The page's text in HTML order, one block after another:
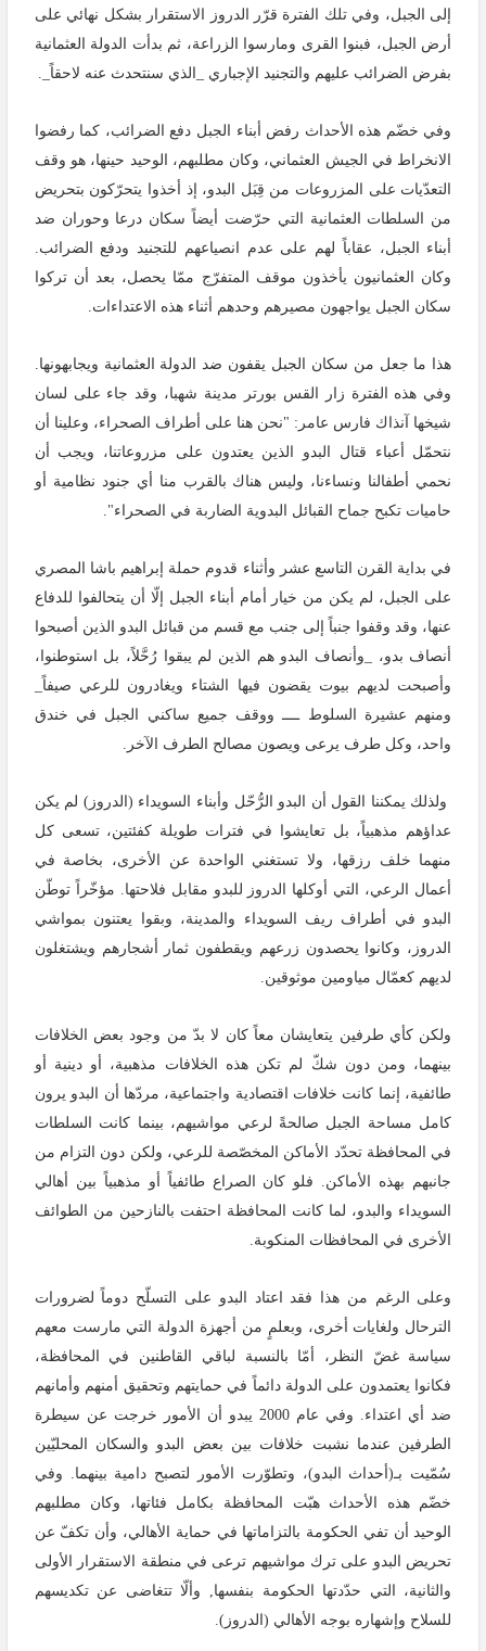
إلى الجبل، وفي تلك الفترة قرّر الدروز الاستقرار بشكل نهائي على
أرض الجبل، فبنوا القرى ومارسوا الزراعة، ثم بدأت الدولة العثمانية
بفرض الضرائب عليهم والتجنيد الإجباري _الذي سنتحدث عنه لاحقاً_.
وفي خضّم هذه الأحداث رفض أبناء الجبل دفع الضرائب، كما رفضوا
الانخراط في الجيش العثماني، وكان مطلبهم، الوحيد حينها، هو وقف
التعدّيات على المزروعات من قِبَل البدو، إذ أخذوا يتحرّكون بتحريض
من السلطات العثمانية التي حرّضت أيضاً سكان درعا وحوران ضد
أبناء الجبل، عقاباً لهم على عدم انصياعهم للتجنيد ودفع الضرائب.
وكان العثمانيون يأخذون موقف المتفرّج ممّا يحصل، بعد أن تركوا
سكان الجبل يواجهون مصيرهم وحدهم أثناء هذه الاعتداءات.
هذا ما جعل من سكان الجبل يقفون ضد الدولة العثمانية ويجابهونها.
وفي هذه الفترة زار القس بورتر مدينة شهبا، وقد جاء على لسان
شيخها آنذاك فارس عامر: "نحن هنا على أطراف الصحراء، وعلينا أن
نتحمّل أعباء قتال البدو الذين يعتدون على مزروعاتنا، ويجب أن
نحمي أطفالنا ونساءنا، وليس هناك بالقرب منا أي جنود نظامية أو
حاميات تكبح جماح القبائل البدوية الضاربة في الصحراء".
في بداية القرن التاسع عشر وأثناء قدوم حملة إبراهيم باشا المصري
على الجبل، لم يكن من خيار أمام أبناء الجبل إلّا أن يتحالفوا للدفاع
عنها، وقد وقفوا جنباً إلى جنب مع قسم من قبائل البدو الذين أصبحوا
أنصاف بدو، _وأنصاف البدو هم الذين لم يبقوا رُحَّلاً، بل استوطنوا،
وأصبحت لديهم بيوت يقضون فيها الشتاء ويغادرون للرعي صيفاً_
ومنهم عشيرة السلوط ــــ ووقف جميع ساكني الجبل في خندق
واحد، وكل طرف يرعى ويصون مصالح الطرف الآخر.
ولذلك يمكننا القول أن البدو الرُّحّل وأبناء السويداء (الدروز) لم يكن
عداؤهم مذهبياً، بل تعايشوا في فترات طويلة كفئتين، تسعى كل
منهما خلف رزقها، ولا تستغني الواحدة عن الأخرى، بخاصة في
أعمال الرعي، التي أوكلها الدروز للبدو مقابل فلاحتها. مؤخّراً توطّن
البدو في أطراف ريف السويداء والمدينة، وبقوا يعتنون بمواشي
الدروز، وكانوا يحصدون زرعهم ويقطفون ثمار أشجارهم ويشتغلون
لديهم كعمّال مياومين موثوقين.
ولكن كأي طرفين يتعايشان معاً كان لا بدّ من وجود بعض الخلافات
بينهما، ومن دون شكّ لم تكن هذه الخلافات مذهبية، أو دينية أو
طائفية، إنما كانت خلافات اقتصادية واجتماعية، مردّها أن البدو يرون
كامل مساحة الجبل صالحةً لرعي مواشيهم، بينما كانت السلطات
في المحافظة تحدّد الأماكن المخصّصة للرعي، ولكن دون التزام من
جانبهم بهذه الأماكن. فلو كان الصراع طائفياً أو مذهبياً بين أهالي
السويداء والبدو، لما كانت المحافظة احتفت بالنازحين من الطوائف
الأخرى في المحافظات المنكوبة.
وعلى الرغم من هذا فقد اعتاد البدو على التسلّح دوماً لضرورات
الترحال ولغايات أخرى، وبعلمٍ من أجهزة الدولة التي مارست معهم
سياسة غضّ النظر، أمّا بالنسبة لباقي القاطنين في المحافظة،
فكانوا يعتمدون على الدولة دائماً في حمايتهم وتحقيق أمنهم وأمانهم
ضد أي اعتداء. وفي عام 2000 يبدو أن الأمور خرجت عن سيطرة
الطرفين عندما نشبت خلافات بين بعض البدو والسكان المحليّين
سُمّيت بـ(أحداث البدو)، وتطوّرت الأمور لتصبح دامية بينهما. وفي
خضّم هذه الأحداث هبّت المحافظة بكامل فئاتها، وكان مطلبهم
الوحيد أن تفي الحكومة بالتزاماتها في حماية الأهالي، وأن تكفّ عن
تحريض البدو على ترك مواشيهم ترعى في منطقة الاستقرار الأولى
والثانية، التي حدّدتها الحكومة بنفسها, وألّا تتغاضى عن تكديسهم
للسلاح وإشهاره بوجه الأهالي (الدروز).